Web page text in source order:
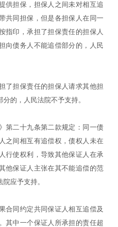
供担保，担保人之间未对相互追
共同担保，但是各担保人在同一
指印，承担了担保责任的担保人
向债务人不能追偿部分的，人民
了担保责任的担保人请求其他担
的，人民法院不予支持。
第二十九条第二款规定：同一债
之间相互有追偿权，债权人未在
行使权利，导致其他保证人在承
他保证人主张在其不能追偿的范
应予支持。
合同约定共同保证人相互追偿及
其中一个保证人所承担的责任超